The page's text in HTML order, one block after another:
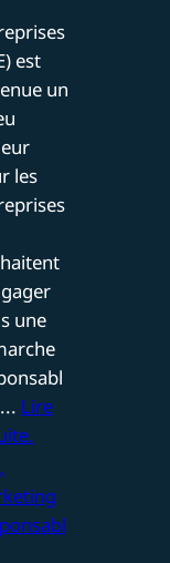
est
un
les
une
Lire